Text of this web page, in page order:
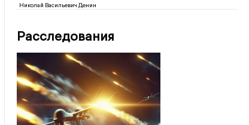
Николай Васильевич Денин
Расследования